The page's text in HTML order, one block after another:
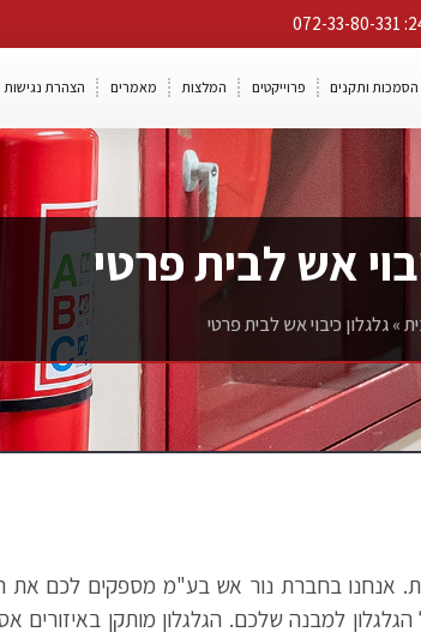
הסמכות ותקנים פרוייקטים המלצות מאמרים הצהרת נגישות
אש לבית פרטי
»גלגלון כיבוי אש לבית פרטי
אנחנו בחברת נור אש בע"מ מספקים לכם את
למבנה שלכם. הגלגלון מותקן באיזורים